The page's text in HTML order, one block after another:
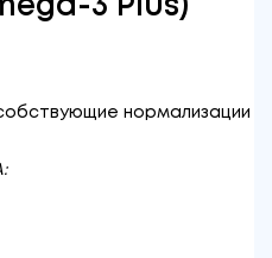
3 Plus)
нормализации